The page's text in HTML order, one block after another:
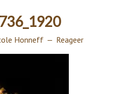
Honneff Reageer